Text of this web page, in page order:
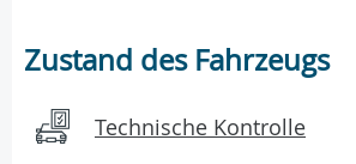
Zustand des Fahrzeugs
Technische Kontrolle